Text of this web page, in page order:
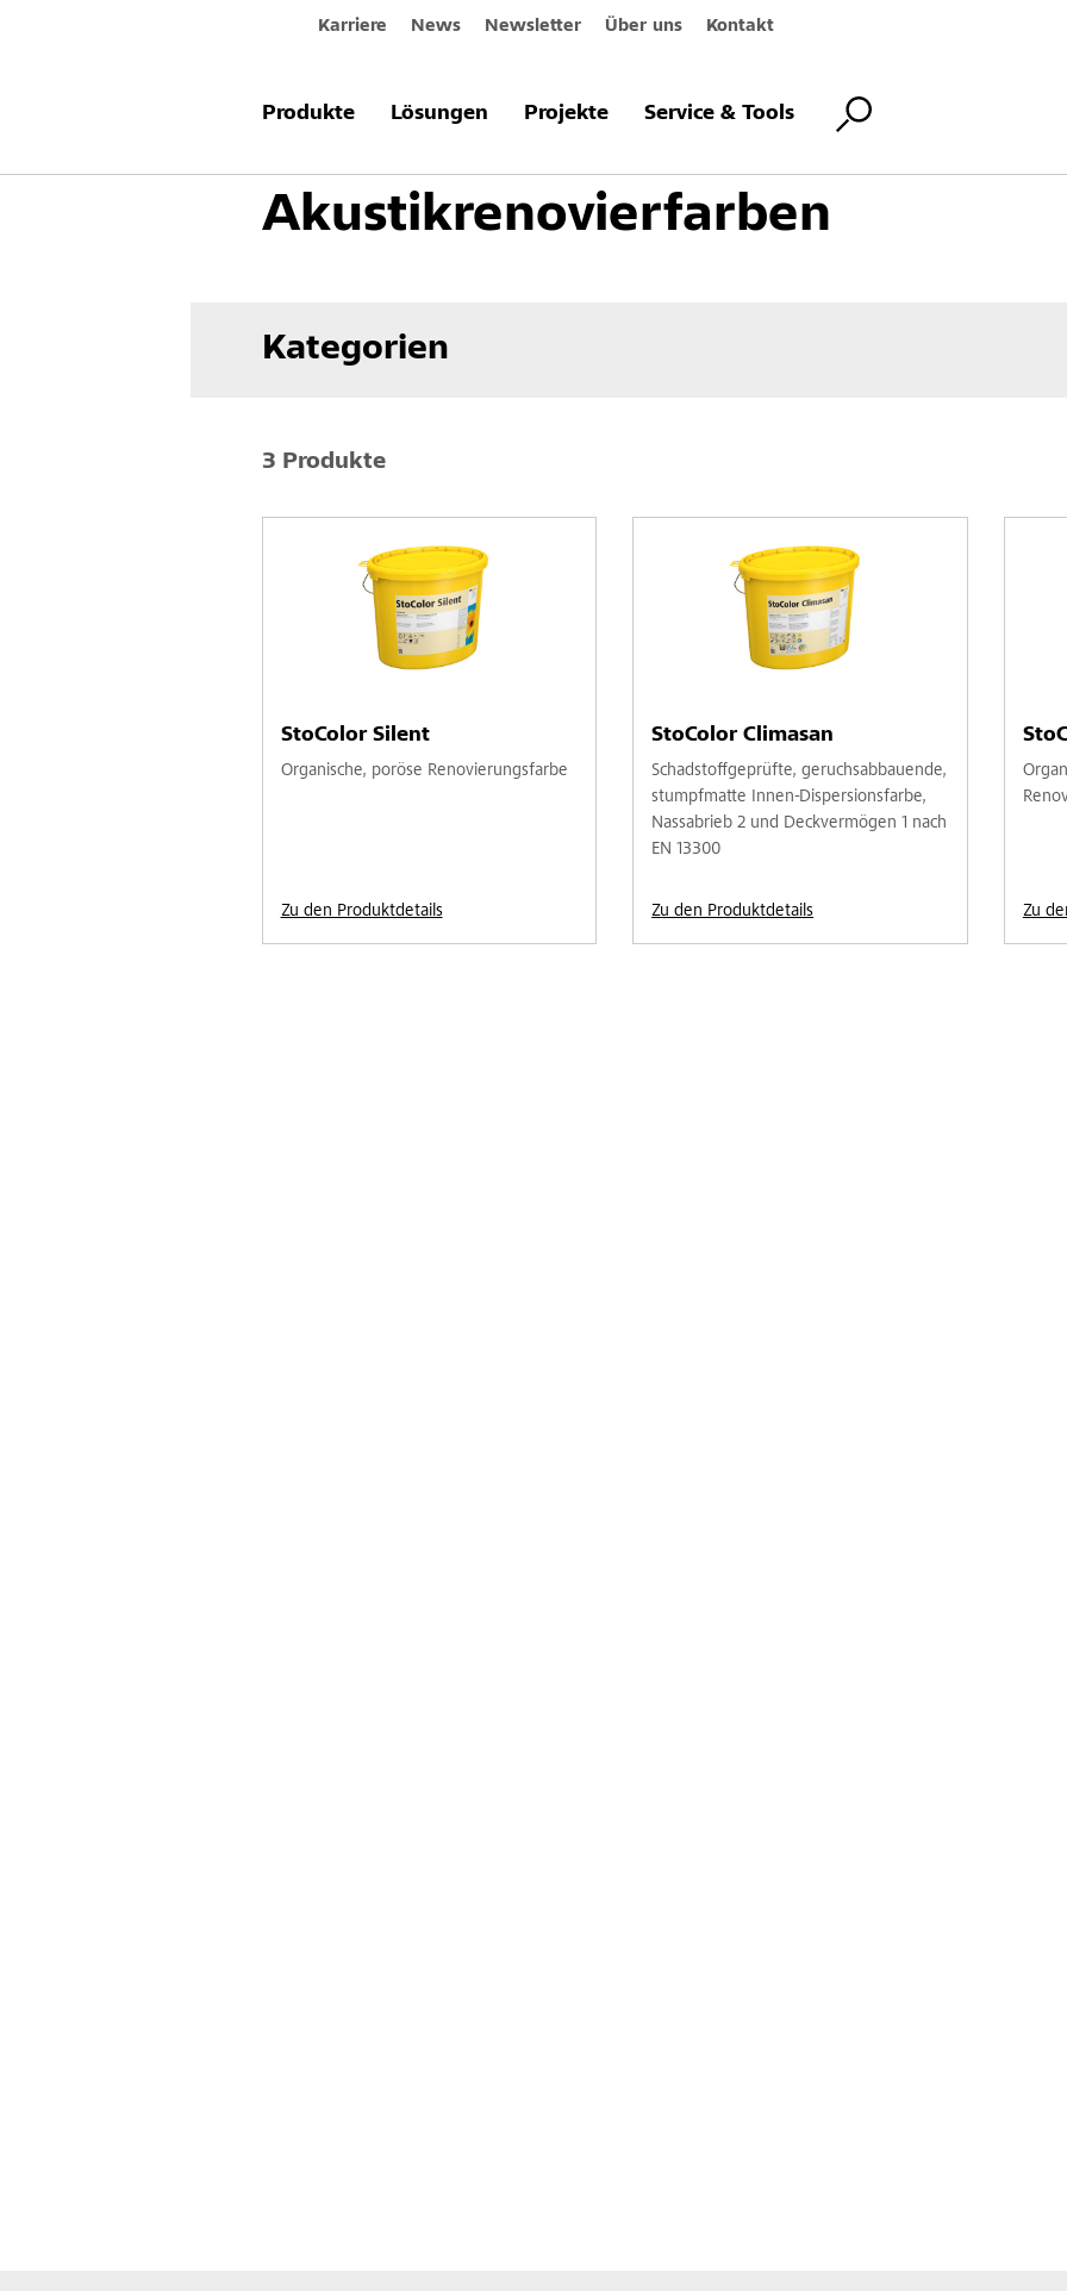
Karriere News Newsletter Über uns Kontakt
Produkte Lösungen Projekte Service & Tools
Produkte & Systeme Akustik Akustikrenovierung Akustikrenovierfarben
Akustikrenovierfarben
Kategorien
3 Produkte
StoColor Silent
Organische, poröse Renovierungsfarbe
Zu den Produktdetails
StoColor Climasan
Schadstoffgeprüfte, geruchsabbauende,
stumpfmatte Innen-Dispersionsfarbe,
Nassabrieb 2 und Deckvermögen 1 nach
EN 13300
Zu den Produktdetails Zu